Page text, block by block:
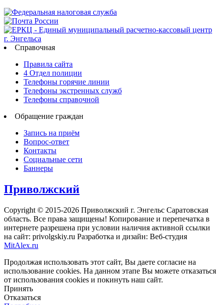
Справочная
Правила сайта
4 Отдел полиции
Телефоны горячие линии
Телефоны экстренных служб
Телефоны справочной
Обращение граждан
Запись на приём
Вопрос-ответ
Контакты
Социальные сети
Баннеры
Приволжский
Copyright © 2015-2026 Приволжский г. Энгельс Саратовская
область. Все права защищены! Копирование и перепечатка в
интернете разрешена при условии наличия активной ссылки
на сайт: privolgskiy.ru Разработка и дизайн: Веб-студия
MitAlex.ru
Продолжая использовать этот сайт, Вы даете согласие на
использование cookies. На данном этапе Вы можете отказаться
от использования cookies и покинуть наш сайт.
Принять
Отказаться